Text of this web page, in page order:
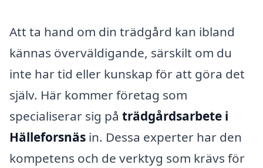
Att ta hand om din trädgård kan ibland
kännas överväldigande, särskilt om du
inte har tid eller kunskap för att göra det
själv. Här kommer företag som
specialiserar sig på trädgårdsarbete i
Hälleforsnäs in. Dessa experter har den
kompetens och de verktyg som krävs för